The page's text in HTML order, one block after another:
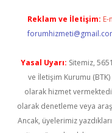
Reklam ve İletişim: E-
Yasal Uyarı: Sitemiz,
ve İletişim Kurumu (BTK)
olarak hizmet
olarak denetleme veya
Ancak, üyelerimiz